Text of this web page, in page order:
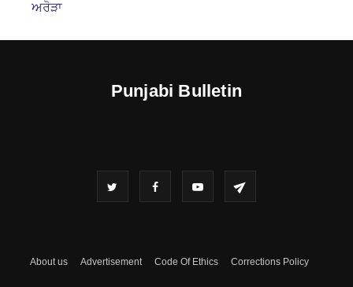
ਅਰੋੜਾ
Punjabi Bulletin
About us Advertisement Code Of Ethics Corrections Policy